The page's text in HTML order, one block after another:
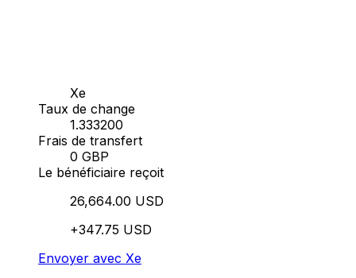
Xe
Taux de change
1.333200
Frais de transfert
0 GBP
Le bénéficiaire reçoit
26,664.00 USD
+347.75 USD
Envoyer avec Xe